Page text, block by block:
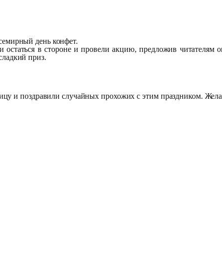
день конфет.
в стороне и провели акцию, предложив
приз.
поздравили случайных прохожих с этим праздником.